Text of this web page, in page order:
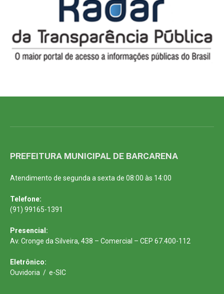
PREFEITURA MUNICIPAL DE BARCARENA
Atendimento de segunda a sexta de 08:00 às 14:00
Telefone:
(91) 99165-1391
Presencial:
Av. Cronge da Silveira, 438 – Comercial – CEP 67.400-112
Eletrônico:
Ouvidoria / e-SIC